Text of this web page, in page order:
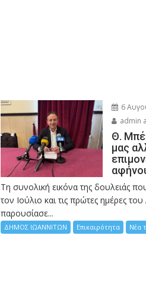
6
admin
Θ.
μας
Τη συνολική εικόνα της δουλειάς
τον Ιούλιο και τις πρώτες ημέρες
παρουσίασε...
ΔΗΜΟΣ ΙΩΑΝΝΙΤΩΝ Επικαιρότητα Νέα